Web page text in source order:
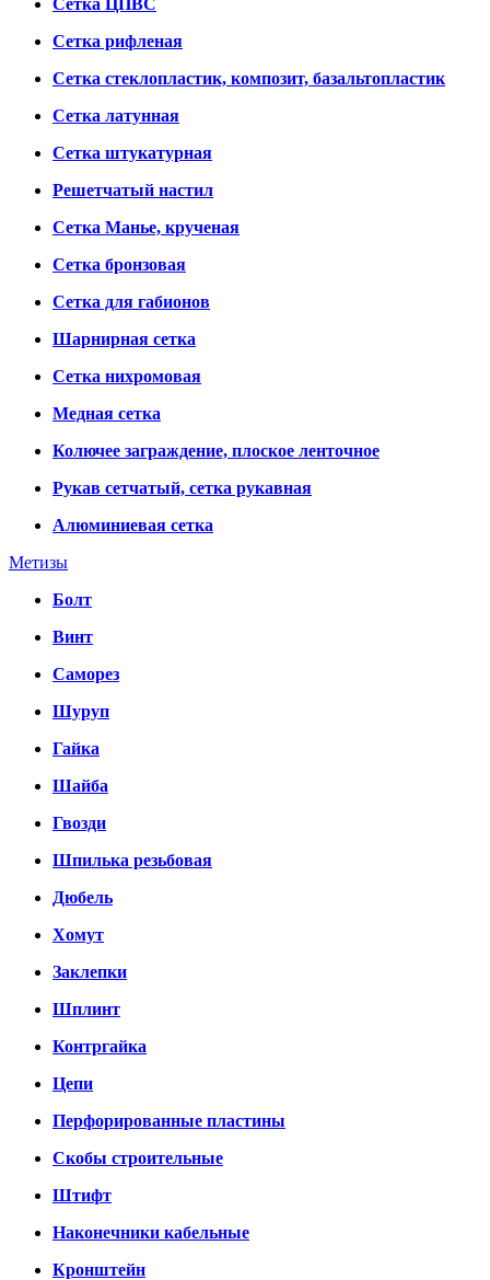
Сетка ЦПВС
Сетка рифленая
Сетка стеклопластик, композит, базальтопластик
Сетка латунная
Сетка штукатурная
Решетчатый настил
Сетка Манье, крученая
Сетка бронзовая
Сетка для габионов
Шарнирная сетка
Сетка нихромовая
Медная сетка
Колючее заграждение, плоское ленточное
Рукав сетчатый, сетка рукавная
Алюминиевая сетка
Метизы
Болт
Винт
Саморез
Шуруп
Гайка
Шайба
Гвозди
Шпилька резьбовая
Дюбель
Хомут
Заклепки
Шплинт
Контргайка
Цепи
Перфорированные пластины
Скобы строительные
Штифт
Наконечники кабельные
Кронштейн